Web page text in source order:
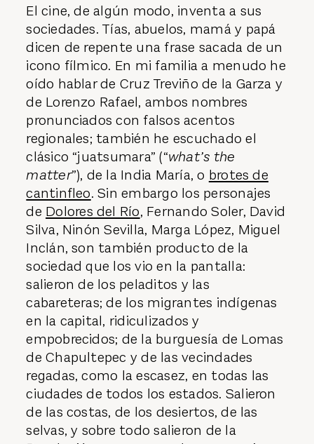
El cine, de algún modo, inventa a sus
sociedades. Tías, abuelos, mamá y papá
dicen de repente una frase sacada de un
icono fílmico. En mi familia a menudo he
oído hablar de Cruz Treviño de la Garza y
de Lorenzo Rafael, ambos nombres
pronunciados con falsos acentos
regionales; también he escuchado el
clásico “juatsumara” (“what’s the
matter”), de la India María, o brotes de
cantinfleo. Sin embargo los personajes
de Dolores del Río, Fernando Soler, David
Silva, Ninón Sevilla, Marga López, Miguel
Inclán, son también producto de la
sociedad que los vio en la pantalla:
salieron de los peladitos y las
cabareteras; de los migrantes indígenas
en la capital, ridiculizados y
empobrecidos; de la burguesía de Lomas
de Chapultepec y de las vecindades
regadas, como la escasez, en todas las
ciudades de todos los estados. Salieron
de las costas, de los desiertos, de las
selvas, y sobre todo salieron de la